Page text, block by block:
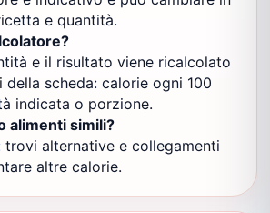
e quantità.
e il risultato viene ricalcolato
della scheda: calorie ogni 100
indicata o porzione.
alimenti simili?
trovi alternative e collegamenti
altre calorie.